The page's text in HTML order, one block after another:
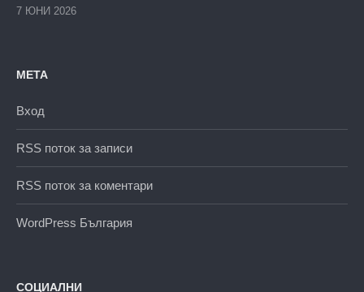
7 ЮНИ 2026
МЕТА
Вход
RSS поток за записи
RSS поток за коментари
WordPress България
СОЦИАЛНИ